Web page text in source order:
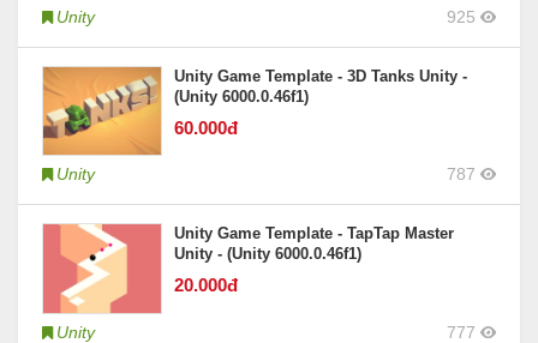
Unity 925
Unity Game Template - 3D Tanks Unity -
(Unity 6000.0.46f1)
60.000đ
Unity 787
Unity Game Template - TapTap Master
Unity - (Unity 6000.0.46f1)
20.000đ
Unity 777